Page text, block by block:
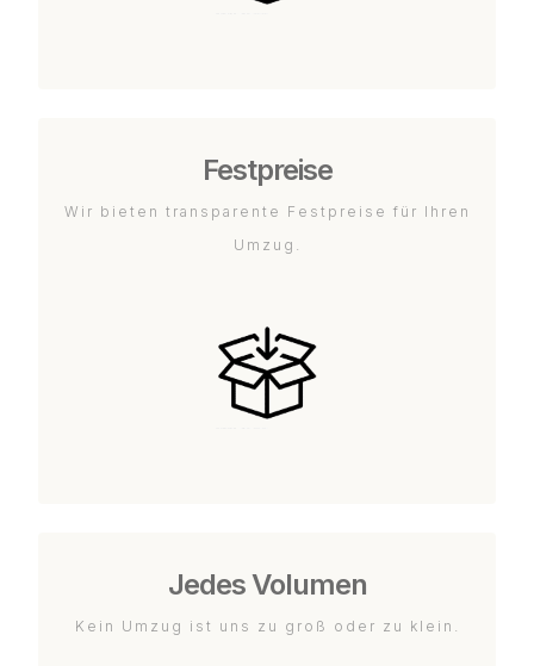
Festpreise
Wir bieten transparente Festpreise für Ihren
Umzug.
Jedes Volumen
Kein Umzug ist uns zu groß oder zu klein.